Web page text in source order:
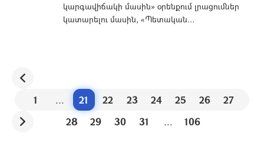
կարգավիճակի մասին» օրենքում լրացումներ
կատարելու մասին, «Պետական...
1 ... 21 22 23 24 25 26
27
28
29 30 31 ... 106